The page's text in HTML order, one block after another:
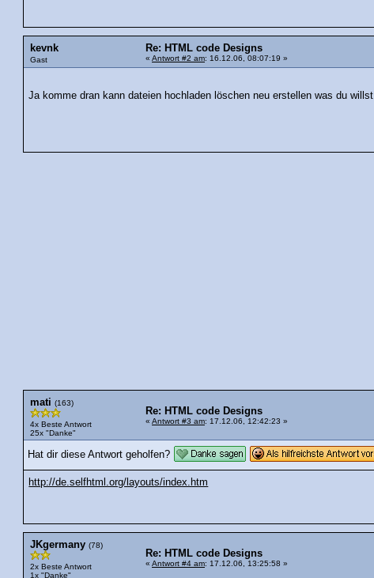
kevnk
Gast
Re: HTML code Designs
« Antwort #2 am: 16.12.06, 08:07:19 »
Ja komme dran kann dateien hochladen löschen neu erstellen was du willst
mati (163)
4x Beste Antwort
25x "Danke"
Re: HTML code Designs
« Antwort #3 am: 17.12.06, 12:42:23 »
Hat dir diese Antwort geholfen?
http://de.selfhtml.org/layouts/index.htm
JKgermany (78)
2x Beste Antwort
1x "Danke"
Re: HTML code Designs
« Antwort #4 am: 17.12.06, 13:25:58 »